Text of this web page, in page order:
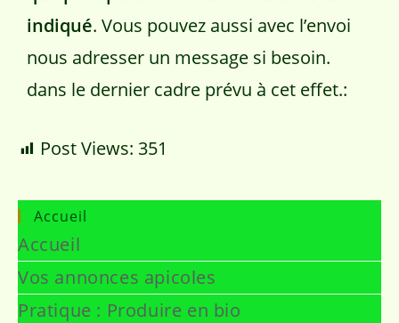
indiqué. Vous pouvez aussi avec l’envoi
nous adresser un message si besoin.
dans le dernier cadre prévu à cet effet.:
Post Views: 351
Accueil
Accueil
Vos annonces apicoles
Pratique : Produire en bio